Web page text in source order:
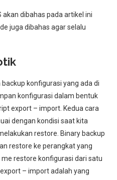
akan dibahas pada artikel ini
juga dibahas agar selalu
konfigurasi yang ada di
konfigurasi dalam bentuk
export – import. Kedua cara
dengan kondisi saat kita
restore. Binary backup
restore ke perangkat yang
restore konfigurasi dari satu
– import adalah yang